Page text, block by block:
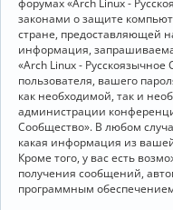
законами о защите
стране, предоставляющей
информация,
«Arch Linux -
пользователя, вашего
как необходимой, так и
администрации
Сообщество». В любом
какая информация из
Кроме того, у вас есть
получения сообщений,
программным